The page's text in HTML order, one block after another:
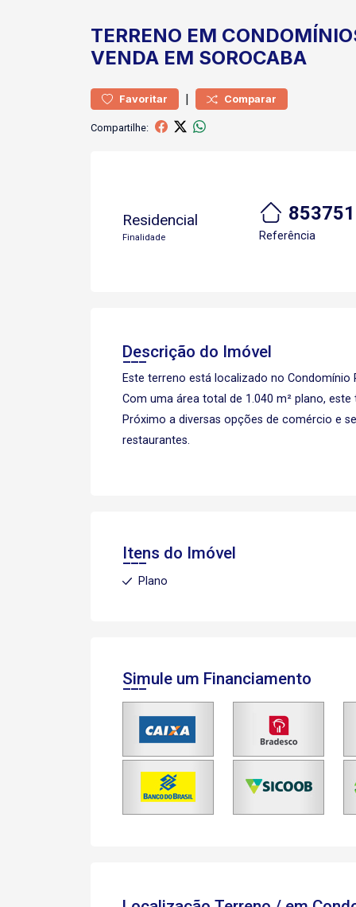
TERRENO EM
VENDA EM SOROCABA
Favoritar | Comparar
Compartilhe:
Residencial
Finalidade
853751
Referência
Descrição do Imóvel
Este terreno está localizado no Condomínio
Com uma área total de 1.040 m² plano,
Próximo a diversas opções de comércio e
restaurantes.
Itens do Imóvel
Plano
Simule um Financiamento